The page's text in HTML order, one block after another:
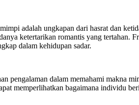
adalah ungkapan dari hasrat dan
ketertarikan romantis yang
dalam kehidupan sadar.
pengalaman dalam memahami makna
memperlihatkan bagaimana individu